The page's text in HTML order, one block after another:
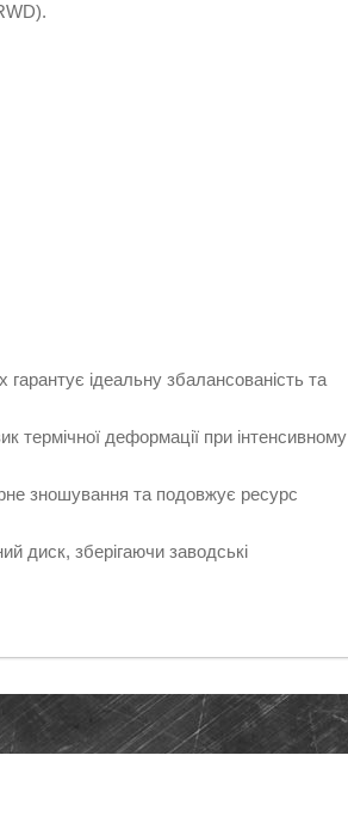
ідеальну збалансованість та
термічної деформації при інтенсивному
зношування та подовжує ресурс
диск, зберігаючи заводські